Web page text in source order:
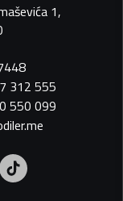
1,
312 555
550 099